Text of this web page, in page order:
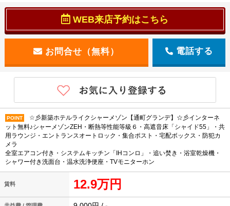
WEB来店予約はこちら
電話する
POINT
☆彡新築ホテルライクシャーメゾン【通町グランデ】☆彡インターネ
ット無料♪シャーメゾンZEH・断熱等性能等級６・高遮音床「シャイド55」・共
用ラウンジ・エントランスオートロック・集合ポスト・宅配ボックス・防犯カ
メラ
全室エアコン付き・システムキッチン「IHコンロ」・追い焚き・浴室乾燥機・
シャワー付き洗面台・温水洗浄便座・TVモニターホン
賃料 12.9万円